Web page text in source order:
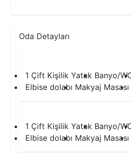
Oda Detayları
1 Çift Kişilik Yatak Banyo/
Elbise dolabı Makyaj Masası
1 Çift Kişilik Yatak Banyo/
Elbise dolabı Makyaj Masası